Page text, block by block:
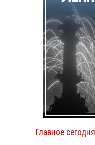
Главное сегодня